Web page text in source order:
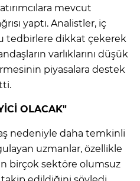
mevcut
yaptı. Analistler, iç
tedbirlere dikkat çekerek
varlıklarını düşük
piyasalara destek
OLACAK"
nedeniyle daha temkinli
uzmanlar, özellikle
birçok sektöre olumsuz